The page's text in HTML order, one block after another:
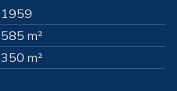
1959
585 m²
350 m²